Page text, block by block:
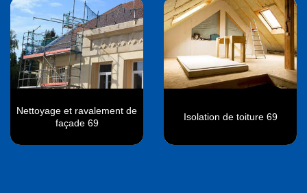
Nettoyage et ravalement de
façade 69
Isolation de toiture 69